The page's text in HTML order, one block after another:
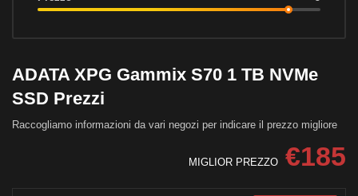
ADATA XPG Gammix S70 1 TB NVMe
SSD Prezzi
Raccogliamo informazioni da vari negozi per indicare il prezzo migliore
MIGLIOR PREZZO €185